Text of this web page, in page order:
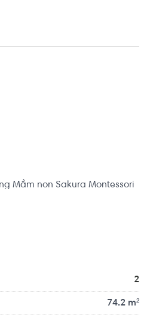
Mầm non Sakura Montessori
2
74.2 m²